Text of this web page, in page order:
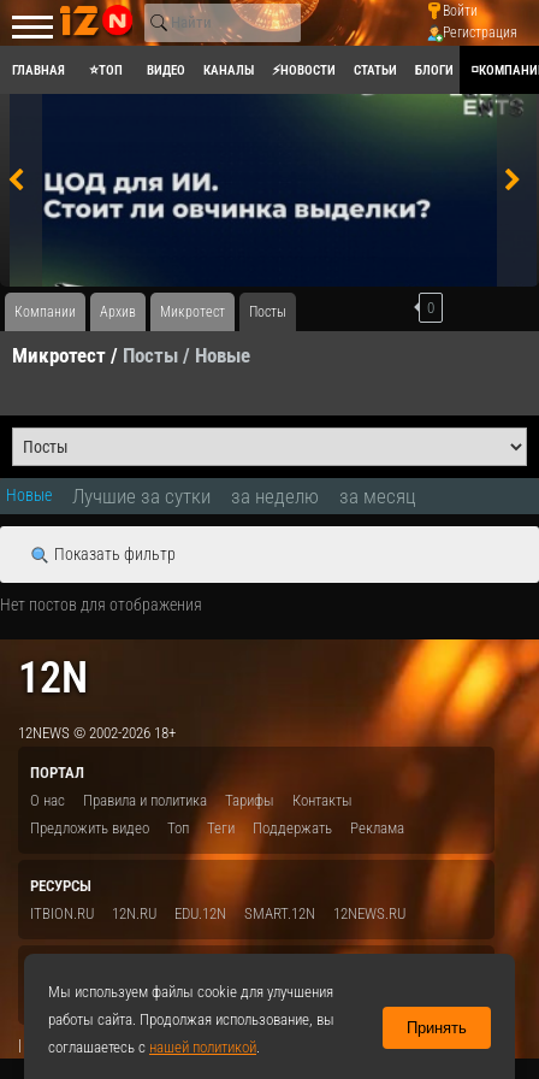
Войти
Регистрация
ГЛАВНАЯ ⭐ТОП ВИДЕО КАНАЛЫ ⚡НОВОСТИ СТАТЬИ БЛОГИ
Компании Архив Микротест Посты
Микротест / Посты / Новые
0
Новые Лучшие за сутки за неделю за месяц
Показать фильтр
Нет постов для отображения
12N
12NEWS © 2002-2026 18+
ПОРТАЛ
О нас
Правила и политика Тарифы
Контакты
Предложить видео
Топ Теги Поддержать Реклама
РЕСУРСЫ
ITBION.RU
12N.RU EDU.12N SMART.12N 12NEWS.RU
VKontakte
|
Мы используем файлы cookie для улучшения
работы сайта. Продолжая использование, вы
соглашаетесь с нашей политикой.
Принять